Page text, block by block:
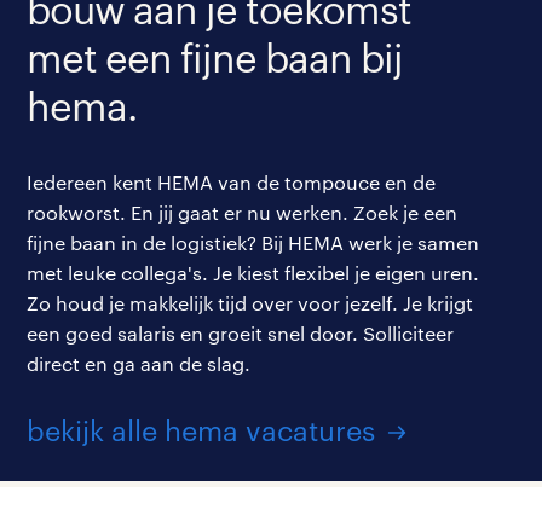
met een fijne baan bij
hema.
Iedereen kent HEMA van de tompouce en de
rookworst. En jij gaat er nu werken. Zoek je een
fijne baan in de logistiek? Bij HEMA werk je samen
met leuke collega's. Je kiest flexibel je eigen uren.
Zo houd je makkelijk tijd over voor jezelf. Je krijgt
een goed salaris en groeit snel door. Solliciteer
direct en ga aan de slag.
bekijk alle hema vacatures